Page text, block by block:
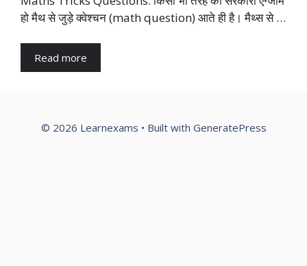
हो मैथ से जुड़े क्वेश्चन (math question) आते ही है। मैथ्स से …
Read more
© 2026 Learnexams • Built with GeneratePress